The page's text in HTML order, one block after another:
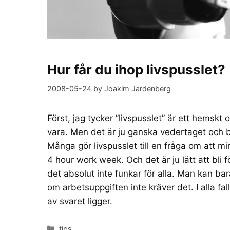
Hur får du ihop livspusslet?
2008-05-24 by Joakim Jardenberg
Först, jag tycker ”livspusslet” är ett
vara. Men det är ju ganska vedertaget och
Många gör livspusslet till en fråga om att
4 hour work week. Och det är ju lätt att bli
det absolut inte funkar för alla. Man kan
om arbetsuppgiften inte kräver det. I alla
av svaret ligger.
Categories